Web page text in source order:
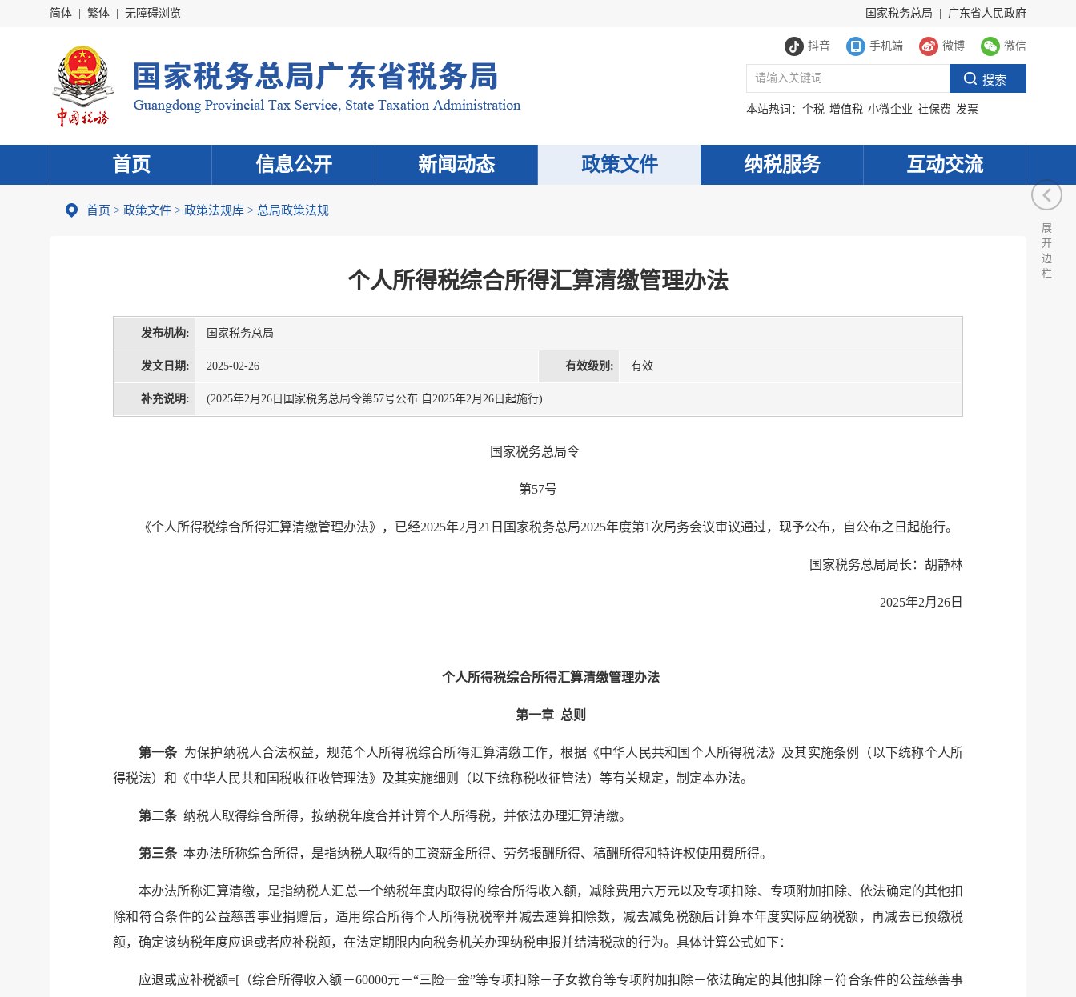
简体 繁体 无障碍浏览 国家税务总局 广东省人民政府
抖音 手机端 微博 微信
本站热词： 个税 增值税 小微企业 社保费 发票
首页 信息公开 新闻动态 政策文件 纳税服务 互动交流
首页 > 政策文件 > 政策法规库 > 总局政策法规
个人所得税综合所得汇算清缴管理办法
发布机构: 国家税务总局
发文日期: 2025-02-26 有效级别: 有效
补充说明: (2025年2月26日国家税务总局令第57号公布 自2025年2月26日起施行)
国家税务总局令
第57号
《个人所得税综合所得汇算清缴管理办法》，已经2025年2月21日国家税务总局2025年度第1次局务会议审议通过，现予公布，自公布之日起施行。
国家税务总局局长：胡静林
2025年2月26日
个人所得税综合所得汇算清缴管理办法
第一章 总则
第一条为保护纳税人合法权益，规范个人所得税综合所得汇算清缴工作，根据《中华人民共和国个人所得税法》及其实施条例（以下统称个人所
得税法）和《中华人民共和国税收征收管理法》及其实施细则（以下统称税收征管法）等有关规定，制定本办法。
第二条纳税人取得综合所得，按纳税年度合并计算个人所得税，并依法办理汇算清缴。
第三条本办法所称综合所得，是指纳税人取得的工资薪金所得、劳务报酬所得、稿酬所得和特许权使用费所得。
本办法所称汇算清缴，是指纳税人汇总一个纳税年度内取得的综合所得收入额，减除费用六万元以及专项扣除、专项附加扣除、依法确定的其他扣
除和符合条件的公益慈善事业捐赠后，适用综合所得个人所得税税率并减去速算扣除数，减去减免税额后计算本年度实际应纳税额，再减去已预缴税
额，确定该纳税年度应退或者应补税额，在法定期限内向税务机关办理纳税申报并结清税款的行为。具体计算公式如下：
应退或应补税额=[（综合所得收入额－60000元－“三险一金”等专项扣除－子女教育等专项附加扣除－依法确定的其他扣除－符合条件的公益慈善事
展
开
边
栏